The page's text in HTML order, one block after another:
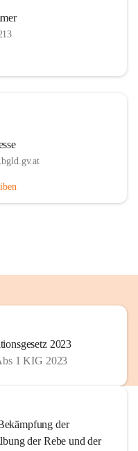
2023
1 KIG 2023
der
der Rebe und der